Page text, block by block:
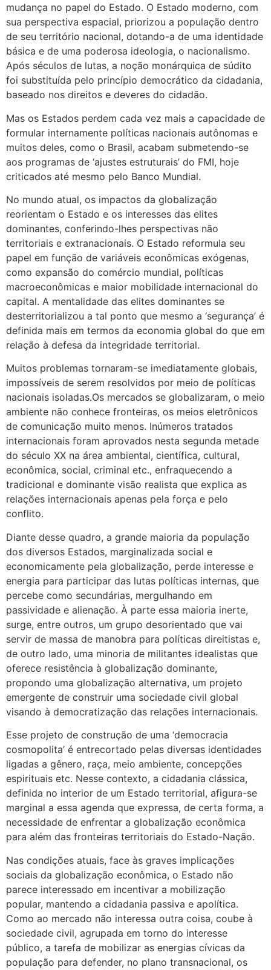
mudança no papel do Estado. O Estado moderno, com
sua perspectiva espacial, priorizou a população dentro
de seu território nacional, dotando-a de uma identidade
básica e de uma poderosa ideologia, o nacionalismo.
Após séculos de lutas, a noção monárquica de súdito
foi substituída pelo princípio democrático da cidadania,
baseado nos direitos e deveres do cidadão.
Mas os Estados perdem cada vez mais a capacidade de
formular internamente políticas nacionais autônomas e
muitos deles, como o Brasil, acabam submetendo-se
aos programas de ‘ajustes estruturais’ do FMI, hoje
criticados até mesmo pelo Banco Mundial.
No mundo atual, os impactos da globalização
reorientam o Estado e os interesses das elites
dominantes, conferindo-lhes perspectivas não
territoriais e extranacionais. O Estado reformula seu
papel em função de variáveis econômicas exógenas,
como expansão do comércio mundial, políticas
macroeconômicas e maior mobilidade internacional do
capital. A mentalidade das elites dominantes se
desterritorializou a tal ponto que mesmo a ‘segurança’ é
definida mais em termos da economia global do que em
relação à defesa da integridade territorial.
Muitos problemas tornaram-se imediatamente globais,
impossíveis de serem resolvidos por meio de políticas
nacionais isoladas.Os mercados se globalizaram, o meio
ambiente não conhece fronteiras, os meios eletrônicos
de comunicação muito menos. Inúmeros tratados
internacionais foram aprovados nesta segunda metade
do século XX na área ambiental, científica, cultural,
econômica, social, criminal etc., enfraquecendo a
tradicional e dominante visão realista que explica as
relações internacionais apenas pela força e pelo
conflito.
Diante desse quadro, a grande maioria da população
dos diversos Estados, marginalizada social e
economicamente pela globalização, perde interesse e
energia para participar das lutas políticas internas, que
percebe como secundárias, mergulhando em
passividade e alienação. À parte essa maioria inerte,
surge, entre outros, um grupo desorientado que vai
servir de massa de manobra para políticas direitistas e,
de outro lado, uma minoria de militantes idealistas que
oferece resistência à globalização dominante,
propondo uma globalização alternativa, um projeto
emergente de construir uma sociedade civil global
visando à democratização das relações internacionais.
Esse projeto de construção de uma ‘democracia
cosmopolita’ é entrecortado pelas diversas identidades
ligadas a gênero, raça, meio ambiente, concepções
espirituais etc. Nesse contexto, a cidadania clássica,
definida no interior de um Estado territorial, afigura-se
marginal a essa agenda que expressa, de certa forma, a
necessidade de enfrentar a globalização econômica
para além das fronteiras territoriais do Estado-Nação.
Nas condições atuais, face às graves implicações
sociais da globalização econômica, o Estado não
parece interessado em incentivar a mobilização
popular, mantendo a cidadania passiva e apolítica.
Como ao mercado não interessa outra coisa, coube à
sociedade civil, agrupada em torno do interesse
público, a tarefa de mobilizar as energias cívicas da
população para defender, no plano transnacional, os